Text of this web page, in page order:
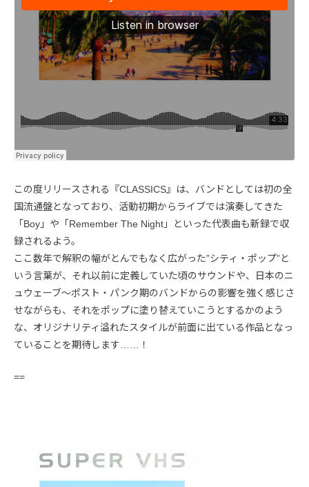
この度リリースされる『CLASSICS』は、バンドとしては初の全
国流通盤となっており、活動初期からライブでは演奏してきた
「Boy」や「Remember The Night」といった代表曲も新録で収
録されるよう。
ここ数年で解釈の幅がとんでもなく広がった”シティ・ポップ”と
いう言葉が、それ以前に定義していた頃のサウンドや、日本のニ
ュウェーブ〜ポスト・パンク期のバンドからの影響を強く感じさ
せながらも、それをポップに塗り替えていこうとするかのよう
な、オリジナリティ溢れたスタイルが前面に出ている作品となっ
ていることを期待します……！
==